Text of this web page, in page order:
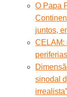
O Papa
juntos,
CELAM:
periferias
sinodal
irrealista”